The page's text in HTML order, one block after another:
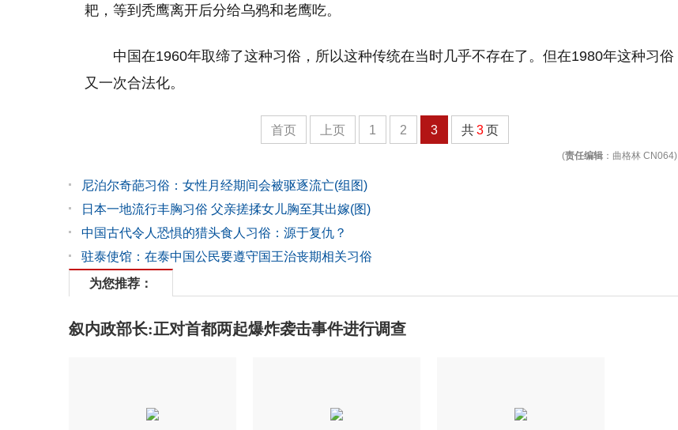
耙，等到秃鹰离开后分给乌鸦和老鹰吃。
中国在1960年取缔了这种习俗，所以这种传统在当时几乎不存在了。但在1980年这种习俗
又一次合法化。
首页 上页 1 2 3 共3页
(责任编辑 ：曲格林 CN064)
尼泊尔奇葩习俗：女性月经期间会被驱逐流亡(组图)
日本一地流行丰胸习俗 父亲搓揉女儿胸至其出嫁(图)
中国古代令人恐惧的猎头食人习俗：源于复仇？
驻泰使馆：在泰中国公民要遵守国王治丧期相关习俗
为您推荐：
叙内政部长:正对首都两起爆炸袭击事件进行调查